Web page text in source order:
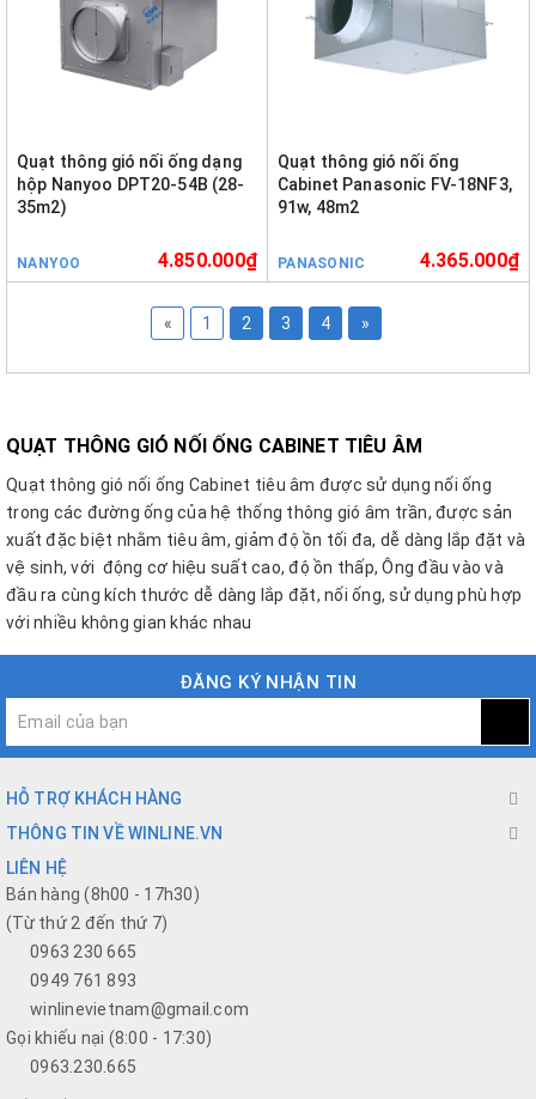
Quạt thông gió nối ống dạng
hộp Nanyoo DPT20-54B (28-
35m2)
NANYOO 4.850.000₫
Quạt thông gió nối ống
Cabinet Panasonic FV-18NF3,
91w, 48m2
PANASONIC 4.365.000₫
« 1 2 3 4 »
QUẠT THÔNG GIÓ NỐI ỐNG CABINET TIÊU ÂM
Quạt thông gió nối ống Cabinet tiêu âm được sử dụng nối ống
trong các đường ống của hệ thống thông gió âm trần, được sản
xuất đặc biệt nhằm tiêu âm, giảm độ ồn tối đa, dễ dàng lắp đặt và
vệ sinh, với động cơ hiệu suất cao, độ ồn thấp, Ông đầu vào và
đầu ra cùng kích thước dễ dàng lắp đặt, nối ống, sử dụng phù hợp
với nhiều không gian khác nhau
ĐĂNG KÝ NHẬN TIN
HỖ TRỢ KHÁCH HÀNG
THÔNG TIN VỀ WINLINE.VN
LIÊN HỆ
Bán hàng (8h00 - 17h30)
(Từ thứ 2 đến thứ 7)
0963 230 665
0949 761 893
winlinevietnam@gmail.com
Gọi khiếu nại (8:00 - 17:30)
0963.230.665